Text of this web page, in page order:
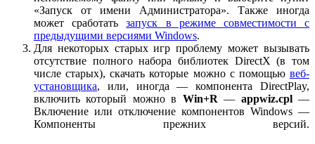
«Запуск от имени Администратора». Также иногда
может сработатьзапуск в режиме совместимости с
предыдущими версиями Windows.
Для некоторых старых игр проблему может вызывать
отсутствие полного набора библиотек DirectX (в том
числе старых), скачать которые можно с помощью веб-
установщика, или, иногда — компонента DirectPlay,
включить который можно в Win+R — appwiz.cpl—
Включение или отключение компонентов Windows —
Компоненты прежних версий.